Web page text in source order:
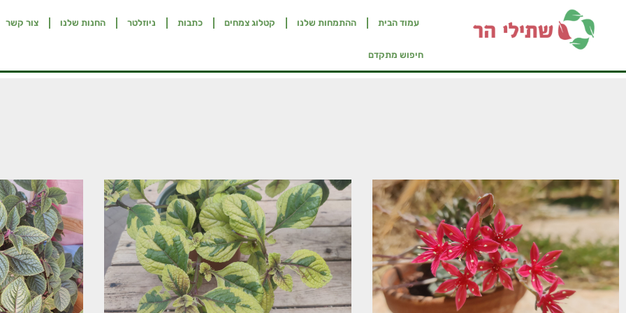
עמוד הבית ההתמחות שלנו קטלוג צמחים כתבות ניוזלטר החנות שלנו צור קשר
חיפוש מתקדם